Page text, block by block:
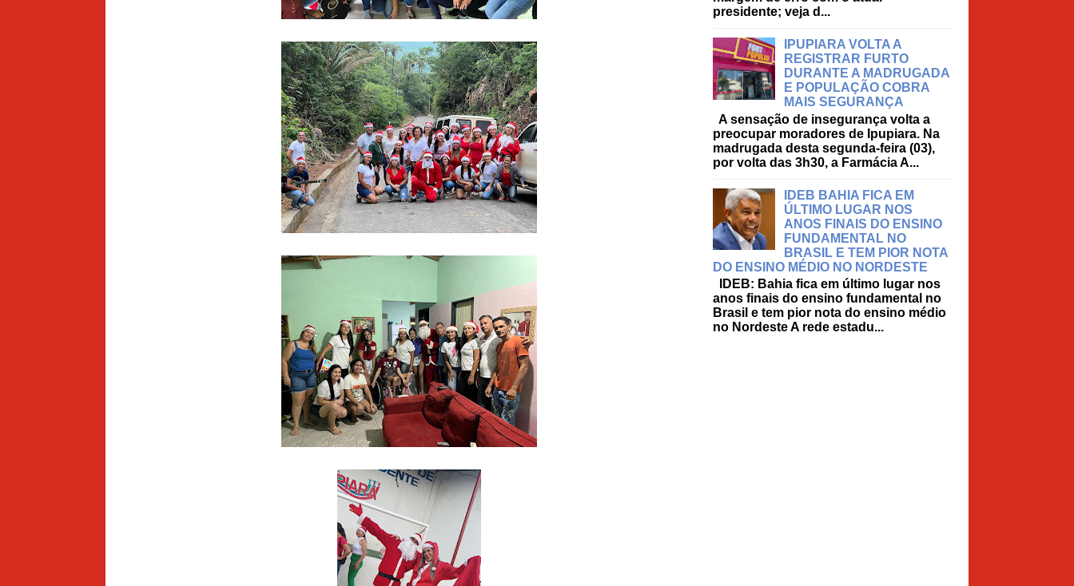
presidente; veja d...
IPUPIARA VOLTA A
REGISTRAR FURTO
DURANTE A MADRUGADA
E POPULAÇÃO COBRA
MAIS SEGURANÇA
A sensação de insegurança volta a
preocupar moradores de Ipupiara. Na
madrugada desta segunda-feira (03),
por volta das 3h30, a Farmácia A...
IDEB BAHIA FICA EM
ÚLTIMO LUGAR NOS
ANOS FINAIS DO ENSINO
FUNDAMENTAL NO
BRASIL E TEM PIOR NOTA
DO ENSINO MÉDIO NO NORDESTE
IDEB: Bahia fica em último lugar nos
anos finais do ensino fundamental no
Brasil e tem pior nota do ensino médio
no Nordeste A rede estadu...